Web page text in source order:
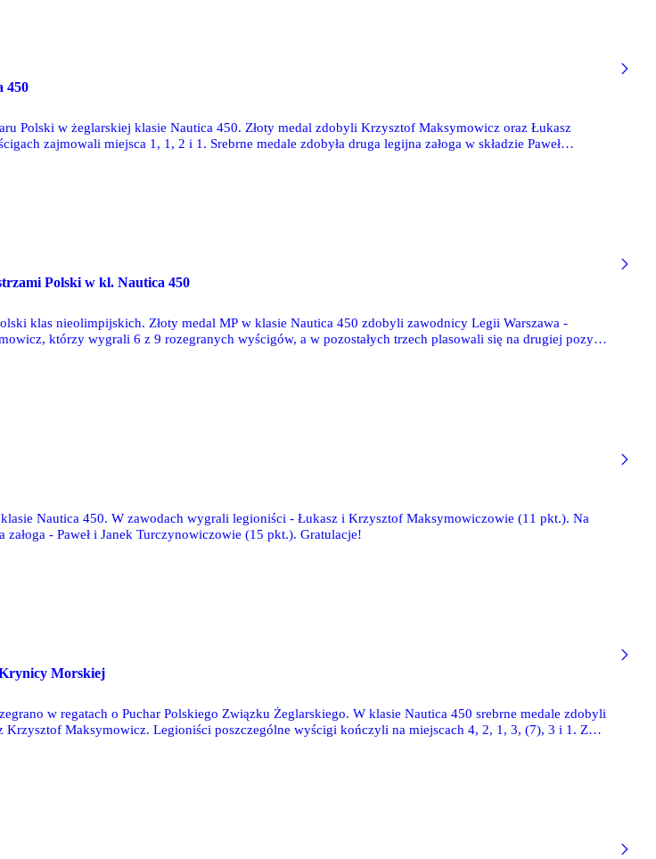
450
Polski w żeglarskiej klasie Nautica 450. Złoty medal zdobyli Krzysztof Maksymowicz oraz Łukasz
zajmowali miejsca 1, 1, 2 i 1. Srebrne medale zdobyła druga legijna załoga w składzie Paweł
Polski w kl. Nautica 450
klas nieolimpijskich. Złoty medal MP w klasie Nautica 450 zdobyli zawodnicy Legii Warszawa -
którzy wygrali 6 z 9 rozegranych wyścigów, a w pozostałych trzech plasowali się na drugiej pozycji.
Nautica 450. W zawodach wygrali legioniści - Łukasz i Krzysztof Maksymowiczowie (11 pkt.). Na
- Paweł i Janek Turczynowiczowie (15 pkt.). Gratulacje!
Morskiej
w regatach o Puchar Polskiego Związku Żeglarskiego. W klasie Nautica 450 srebrne medale zdobyli
Maksymowicz. Legioniści poszczególne wyścigi kończyli na miejscach 4, 2, 1, 3, (7), 3 i 1. Z